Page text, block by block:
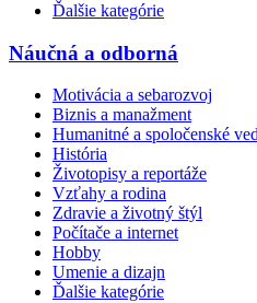
Ďalšie kategórie
Náučná a odborná
Motivácia a sebarozvoj
Biznis a manažment
Humanitné a spoločenské
História
Životopisy a reportáže
Vzťahy a rodina
Zdravie a životný štýl
Počítače a internet
Hobby
Umenie a dizajn
Ďalšie kategórie